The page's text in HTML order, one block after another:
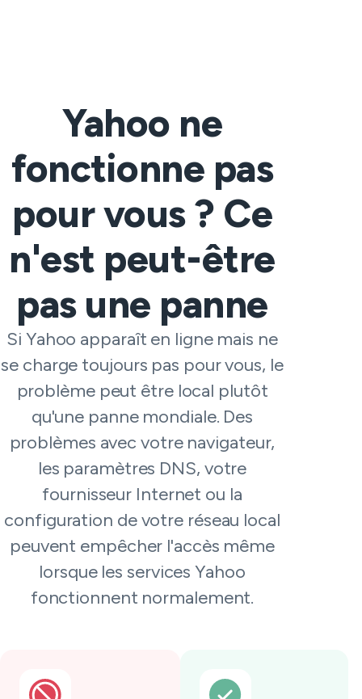
Yahoo ne
fonctionne pas
pour vous ? Ce
n'est peut-être
pas une panne
Si Yahoo apparaît en ligne mais ne
se charge toujours pas pour vous, le
problème peut être local plutôt
qu'une panne mondiale. Des
problèmes avec votre navigateur,
les paramètres DNS, votre
fournisseur Internet ou la
configuration de votre réseau local
peuvent empêcher l'accès même
lorsque les services Yahoo
fonctionnent normalement.